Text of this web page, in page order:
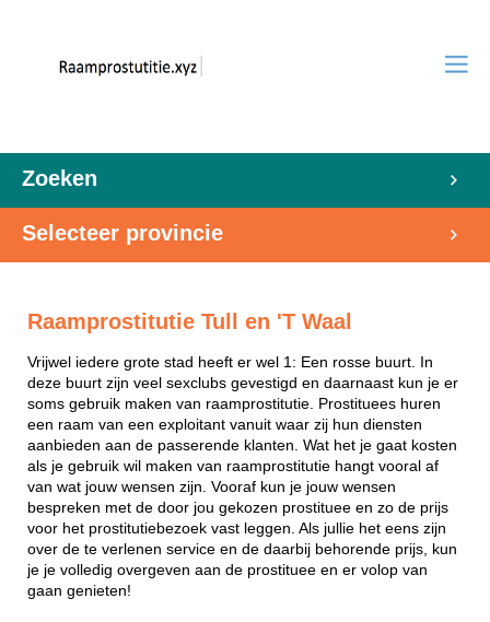
Zoeken
Selecteer provincie
Raamprostitutie Tull en 'T Waal
Vrijwel iedere grote stad heeft er wel 1: Een rosse buurt. In
deze buurt zijn veel sexclubs gevestigd en daarnaast kun je er
soms gebruik maken van raamprostitutie. Prostituees huren
een raam van een exploitant vanuit waar zij hun diensten
aanbieden aan de passerende klanten. Wat het je gaat kosten
als je gebruik wil maken van raamprostitutie hangt vooral af
van wat jouw wensen zijn. Vooraf kun je jouw wensen
bespreken met de door jou gekozen prostituee en zo de prijs
voor het prostitutiebezoek vast leggen. Als jullie het eens zijn
over de te verlenen service en de daarbij behorende prijs, kun
je je volledig overgeven aan de prostituee en er volop van
gaan genieten!